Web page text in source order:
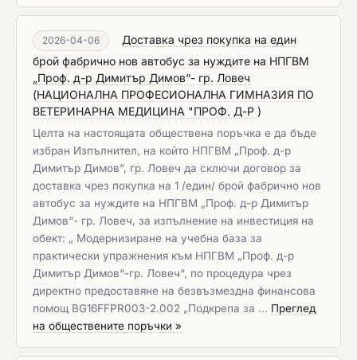
2026-04-06
Доставка чрез покупка на един
брой фабрично нов автобус за нуждите на НПГВМ
„Проф. д-р Димитър Димов“- гр. Ловеч
(НАЦИОНАЛНА ПРОФЕСИОНАЛНА ГИМНАЗИЯ ПО
ВЕТЕРИНАРНА МЕДИЦИНА "ПРОФ. Д-Р )
Целта на настоящата обществена поръчка е да бъде
избран Изпълнител, на който НПГВМ „Проф. д-р
Димитър Димов“, гр. Ловеч да сключи договор за
доставка чрез покупка на 1 /един/ брой фабрично нов
автобус за нуждите на НПГВМ „Проф. д-р Димитър
Димов“- гр. Ловеч, за изпълнение на инвестиция на
обект: „ Модернизиране на учебна база за
практически упражнения към НПГВМ „Проф. д-р
Димитър Димов“-гр. Ловеч“, по процедура чрез
директно предоставяне на безвъзмездна финансова
помощ BG16FFPR003-2.002 „Подкрепа за … Преглед
на обществените поръчки »